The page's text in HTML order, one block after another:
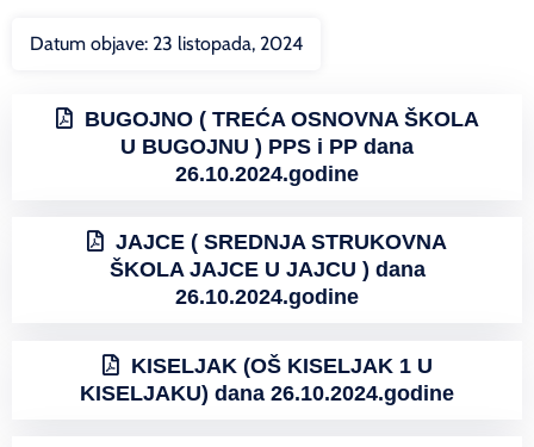
Datum objave: 23 listopada, 2024
BUGOJNO ( TREĆA OSNOVNA ŠKOLA
U BUGOJNU ) PPS i PP dana
26.10.2024.godine
JAJCE ( SREDNJA STRUKOVNA
ŠKOLA JAJCE U JAJCU ) dana
26.10.2024.godine
KISELJAK (OŠ KISELJAK 1 U
KISELJAKU) dana 26.10.2024.godine